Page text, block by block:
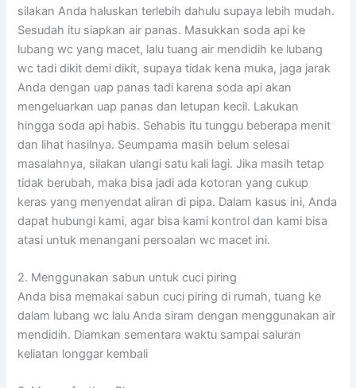
silakan Anda haluskan terlebih dahulu supaya lebih mudah.
Sesudah itu siapkan air panas. Masukkan soda api ke
lubang wc yang macet, lalu tuang air mendidih ke lubang
wc tadi dikit demi dikit, supaya tidak kena muka, jaga jarak
Anda dengan uap panas tadi karena soda api akan
mengeluarkan uap panas dan letupan kecil. Lakukan
hingga soda api habis. Sehabis itu tunggu beberapa menit
dan lihat hasilnya. Seumpama masih belum selesai
masalahnya, silakan ulangi satu kali lagi. Jika masih tetap
tidak berubah, maka bisa jadi ada kotoran yang cukup
keras yang menyendat aliran di pipa. Dalam kasus ini, Anda
dapat hubungi kami, agar bisa kami kontrol dan kami bisa
atasi untuk menangani persoalan wc macet ini.
2. Menggunakan sabun untuk cuci piring
Anda bisa memakai sabun cuci piring di rumah, tuang ke
dalam lubang wc lalu Anda siram dengan menggunakan air
mendidih. Diamkan sementara waktu sampai saluran
keliatan longgar kembali